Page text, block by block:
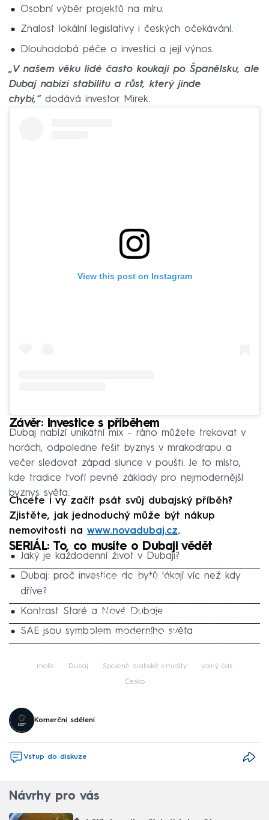
Osobní výběr projektů na míru.
Znalost lokální legislativy i českých očekávání.
Dlouhodobá péče o investici a její výnos.
„V našem věku lidé často koukají po Španělsku, ale
Dubaj nabízí stabilitu a růst, který jinde
chybí,“dodává investor Mirek.
View this post on Instagram
Závěr: Investice s příběhem
Dubaj nabízí unikátní mix – ráno můžete trekovat v
horách, odpoledne řešit byznys v mrakodrapu a
večer sledovat západ slunce v poušti. Je to místo,
kde tradice tvoří pevné základy pro nejmodernější
byznys světa.
Chcete i vy začít psát svůj dubajský příběh?
Zjistěte, jak jednoduchý může být nákup
nemovitosti na www.novadubaj.cz.
SERIÁL: To, co musíte o Dubaji vědět
Jaký je každodenní život v Dubaji?
Failed to fetch
Dubaj: proč investice do bytů lákají víc než kdy
dříve?
Failed to fetch
Kontrast Staré a Nové Dubaje
Failed to fetch
SAE jsou symbolem moderního světa
moře Dubaj Spojené arabské emiráty volný čas
Česko
Komerční sdělení
Vstup do diskuze
Návrhy pro vás